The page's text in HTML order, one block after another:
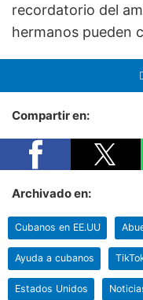
recordatorio del
hermanos pueden
Compartir en:
Archivado en:
Cubanos en EE.UU
Ayuda a cubanos
Estados Unidos